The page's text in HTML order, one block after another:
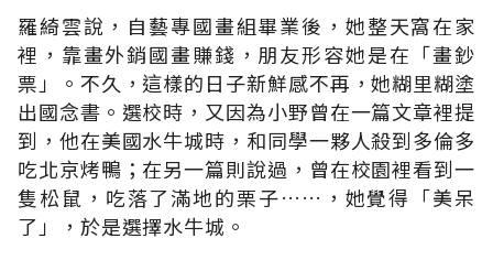
羅綺雲說，自藝專國畫組畢業後，她整天窩在家
裡，靠畫外銷國畫賺錢，朋友形容她是在「畫鈔
票」。不久，這樣的日子新鮮感不再，她糊里糊塗
出國念書。選校時，又因為小野曾在一篇文章裡提
到，他在美國水牛城時，和同學一夥人殺到多倫多
吃北京烤鴨；在另一篇則說過，曾在校園裡看到一
隻松鼠，吃落了滿地的栗子……，她覺得「美呆
了」，於是選擇水牛城。